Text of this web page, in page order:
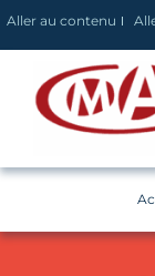
Panneau de
Aller au contenu